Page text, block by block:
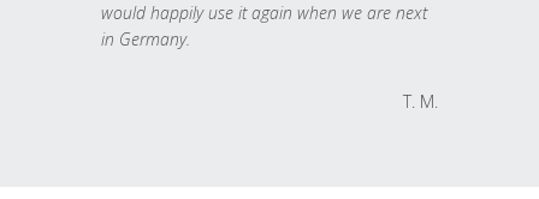
would happily use it again when we are next
in Germany.
T. M.